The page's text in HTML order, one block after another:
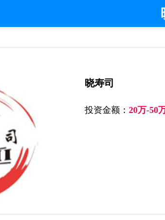
晓寿司
投资金额： 20万-50